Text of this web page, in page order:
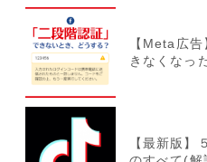
【Meta広
きなくなっ
【最新版】